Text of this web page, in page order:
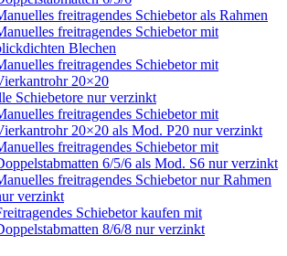
freitragendes Schiebetor als Rahmen
freitragendes Schiebetor mit
Blechen
freitragendes Schiebetor mit
20×20
Schiebetore nur verzinkt
freitragendes Schiebetor mit
20×20 als Mod. P20 nur verzinkt
freitragendes Schiebetor mit
6/5/6 als Mod. S6 nur verzinkt
freitragendes Schiebetor nur Rahmen
verzinkt
Schiebetor kaufen mit
8/6/8 nur verzinkt